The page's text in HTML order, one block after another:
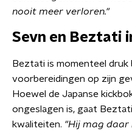
nooit meer verloren."
Sevn en Beztati
Beztati is momenteel druk
voorbereidingen op zijn
Hoewel de Japanse
ongeslagen is, gaat
kwaliteiten. "Hij mag daar